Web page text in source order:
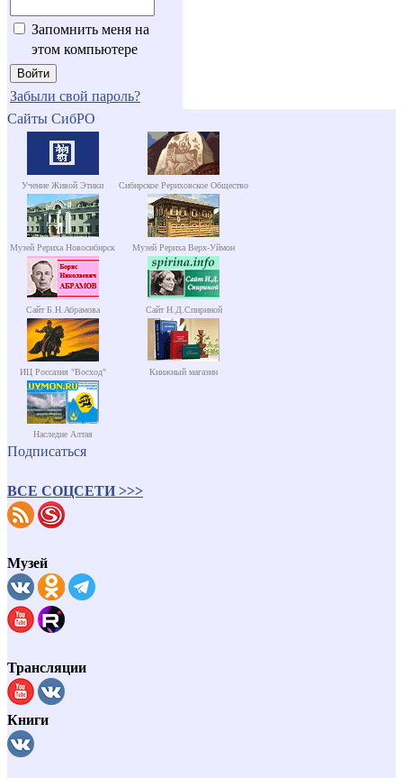
Запомнить меня на
этом компьютере
Забыли свой пароль?
Сайты СибРО
Учение Живой Этики Сибирское Рериховское Общество
Музей Рериха Новосибирск Музей Рериха Верх-Уймон
Сайт Б.Н.Абрамова Сайт Н.Д.Спириной
ИЦ Россазия "Восход" Книжный магазин
Наследие Алтая
Подписаться
ВСЕ СОЦСЕТИ >>>
Музей
Трансляции
Книги